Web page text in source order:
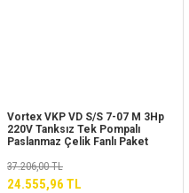
Vortex VKP VD S/S 7-07 M 3Hp
220V Tanksız Tek Pompalı
Paslanmaz Çelik Fanlı Paket
37.206,00 TL
24.555,96 TL